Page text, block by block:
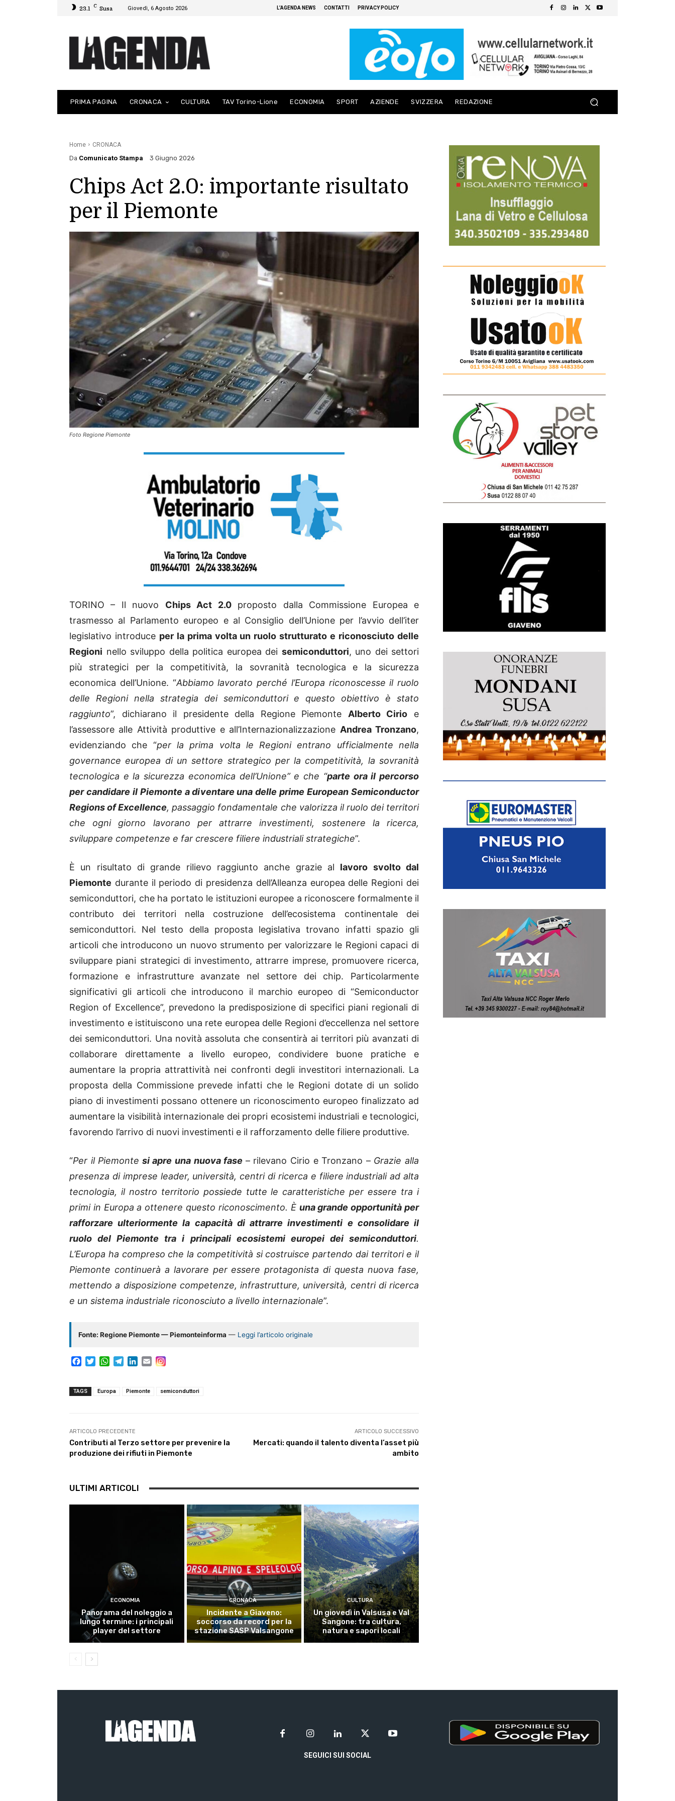
23.1 C Susa Giovedì, 6 Agosto 2026 L’AGENDA NEWS CONTATTI PRIVACY POLICY
PRIMA PAGINA CRONACA CULTURA TAV Torino-Lione ECONOMIA SPORT AZIENDE SVIZZERA REDAZIONE
Home CRONACA
Da Comunicato Stampa 3 Giugno 2026
Chips Act 2.0: importante risultato
per il Piemonte
Foto Regione Piemonte
TORINO – Il nuovo Chips Act 2.0proposto dalla Commissione Europea e
trasmesso al Parlamento europeo e al Consiglio dell’Unione per l’avvio dell’iter
legislativo introduce per la prima volta un ruolo strutturato e riconosciuto delle
Regioni nello sviluppo della politica europea dei semiconduttori, uno dei settori
più strategici per la competitività, la sovranità tecnologica e la sicurezza
economica dell’Unione. “Abbiamo lavorato perché l’Europa riconoscesse il ruolo
delle Regioni nella strategia dei semiconduttori e questo obiettivo è stato
raggiunto”, dichiarano il presidente della Regione Piemonte Alberto Cirio e
l’assessore alle Attività produttive e all’Internazionalizzazione Andrea Tronzano,
evidenziando che “per la prima volta le Regioni entrano ufficialmente nella
governance europea di un settore strategico per la competitività, la sovranità
tecnologica e la sicurezza economica dell’Unione” e che “parte ora il percorso
per candidare il Piemonte a diventare una delle prime European Semiconductor
Regions of Excellence, passaggio fondamentale che valorizza il ruolo dei territori
che ogni giorno lavorano per attrarre investimenti, sostenere la ricerca,
sviluppare competenze e far crescere filiere industriali strategiche”.
È un risultato di grande rilievo raggiunto anche grazie al lavoro svolto dal
Piemonte durante il periodo di presidenza dell’Alleanza europea delle Regioni dei
semiconduttori, che ha portato le istituzioni europee a riconoscere formalmente il
contributo dei territori nella costruzione dell’ecosistema continentale dei
semiconduttori. Nel testo della proposta legislativa trovano infatti spazio gli
articoli che introducono un nuovo strumento per valorizzare le Regioni capaci di
sviluppare piani strategici di investimento, attrarre imprese, promuovere ricerca,
formazione e infrastrutture avanzate nel settore dei chip. Particolarmente
significativi gli articoli che introducono il marchio europeo di “Semiconductor
Region of Excellence”, prevedono la predisposizione di specifici piani regionali di
investimento e istituiscono una rete europea delle Regioni d’eccellenza nel settore
dei semiconduttori. Una novità assoluta che consentirà ai territori più avanzati di
collaborare direttamente a livello europeo, condividere buone pratiche e
aumentare la propria attrattività nei confronti degli investitori internazionali. La
proposta della Commissione prevede infatti che le Regioni dotate di un solido
piano di investimenti possano ottenere un riconoscimento europeo finalizzato ad
aumentare la visibilità internazionale dei propri ecosistemi industriali e tecnologici,
favorendo l’arrivo di nuovi investimenti e il rafforzamento delle filiere produttive.
“Per il Piemonte si apre una nuova fase – rilevano Cirio e Tronzano – Grazie alla
presenza di imprese leader, università, centri di ricerca e filiere industriali ad alta
tecnologia, il nostro territorio possiede tutte le caratteristiche per essere tra i
primi in Europa a ottenere questo riconoscimento. È una grande opportunità per
rafforzare ulteriormente la capacità di attrarre investimenti e consolidare il
ruolo del Piemonte tra i principali ecosistemi europei dei semiconduttori.
L’Europa ha compreso che la competitività si costruisce partendo dai territori e il
Piemonte continuerà a lavorare per essere protagonista di questa nuova fase,
mettendo a disposizione competenze, infrastrutture, università, centri di ricerca
e un sistema industriale riconosciuto a livello internazionale”.
Fonte: Regione Piemonte — Piemonteinforma — Leggi l’articolo originale
e
k
t
W
t
p
e
m
k
E
TAGS Europa Piemonte semiconduttori
ARTICOLO PRECEDENTE
Contributi al Terzo settore per prevenire la
produzione dei rifiuti in Piemonte
ARTICOLO SUCCESSIVO
Mercati: quando il talento diventa l’asset più
ambito
ULTIMI ARTICOLI
ECONOMIA
Panorama del noleggio a
lungo termine: i principali
player del settore
CRONACA
Incidente a Giaveno:
soccorso da record per la
stazione SASP Valsangone
CULTURA
Un giovedì in Valsusa e Val
Sangone: tra cultura,
natura e sapori locali
SEGUICI SUI SOCIAL